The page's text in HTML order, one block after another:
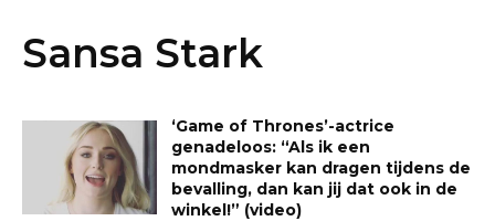
Sansa Stark
‘Game of Thrones’-actrice
genadeloos: “Als ik een
mondmasker kan dragen tijdens de
bevalling, dan kan jij dat ook in de
winkel!” (video)